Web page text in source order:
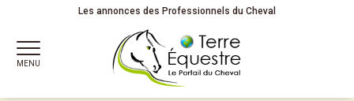
Les annonces des Professionnels du Cheval
MENU